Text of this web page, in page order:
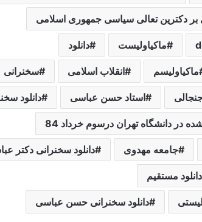
بر دکترین تعالی سیاسی جمهوری اسلامی
ماکیاولیست دانلود
ماکیاولیسم انقلاب اسلامی سخنرانی
استاد حسن عباسی دانلود
جامعه مهدوی دانلود سخنرانی دکتر
دانلود مستقیم
دانلود سخنرانی حسن عباسی